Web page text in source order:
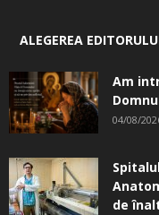
ALEGEREA
Am
04/08/
de